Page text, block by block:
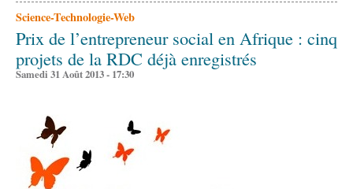
Science-Technologie-Web
Prix de l’entrepreneur social en Afrique : cinq
projets de la RDC déjà enregistrés
Samedi 31 Août 2013 - 17:30